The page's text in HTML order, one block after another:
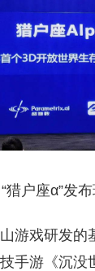
“猎户座α”发
游戏研发的
手游《沉没